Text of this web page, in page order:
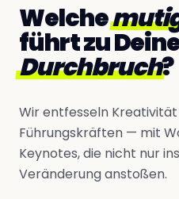
Kontakt
Kreativitäts-
DE EN
Welche
führt zu
Durchbruch?
Wir entfesseln
Führungskräften — mit
Keynotes, die nicht nur
Veränderung anstoßen.